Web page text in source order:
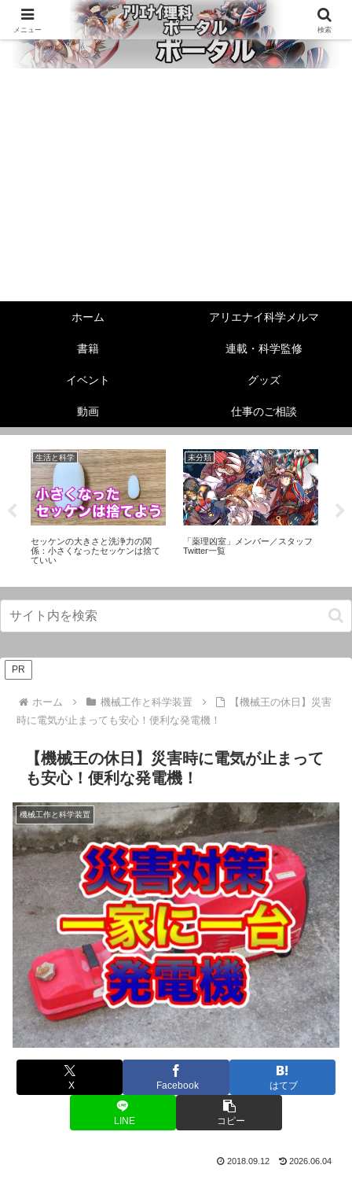
ホーム アリエナイ科学メルマ
書籍 連載・科学監修
イベント グッズ
動画 仕事のご相談
生活と科学
セッケンの大きさと洗浄力の関
係：小さくなったセッケンは捨て
ていい
未分類
「薬理凶室」メンバー／スタッフ
Twitter一覧
PR
ホーム 機械工作と科学装置
【機械王の休日】災害
時に電気が止まっても安心！便利な発電機！
【機械王の休日】災害時に電気が止まって
も安心！便利な発電機！
機械工作と科学装置
X Facebook はてブ
LINE コピー
2018.09.12 2026.06.04
メニュー 検索